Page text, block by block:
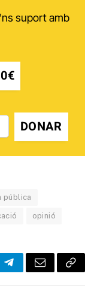
suport amb
DONAR
pública
opinió
TelegramEmail Copy